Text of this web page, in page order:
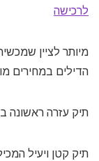
לרכישה
מיותר לציין
הדילים במחירים
תיק עזרה ראשונה
תיק קטן ויעיל